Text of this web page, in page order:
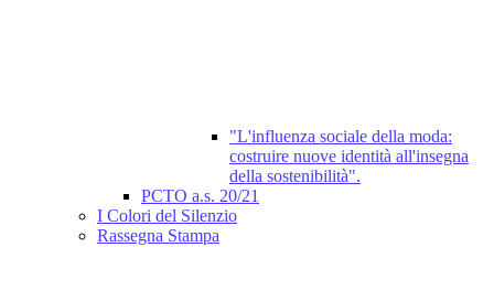
"L'influenza sociale della moda:
costruire nuove identità all'insegna
della sostenibilità".
PCTO a.s. 20/21
I Colori del Silenzio
Rassegna Stampa